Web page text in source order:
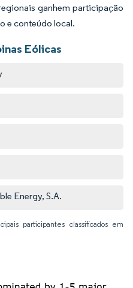
ganhem participação
e conteúdo local.
Eólicas
Energy, S.A.
participantes classificados em